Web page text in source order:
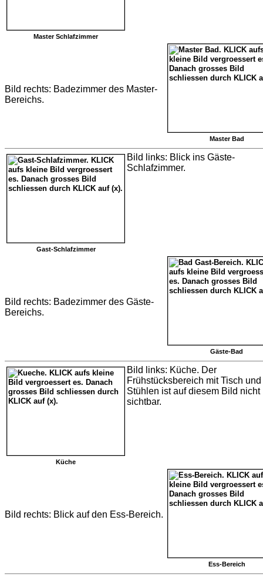
Master Schlafzimmer
Master Bad
Bild rechts: Badezimmer des Master-
Bereichs.
Gast-Schlafzimmer
Bild links: Blick ins Gäste-
Schlafzimmer.
Gäste-Bad
Bild rechts: Badezimmer des Gäste-
Bereichs.
Küche
Bild links: Küche. Der
Frühstücksbereich mit Tisch
Stühlen ist auf diesem Bild nicht
sichtbar.
Ess-Bereich
Bild rechts: Blick auf den Ess-Bereich.